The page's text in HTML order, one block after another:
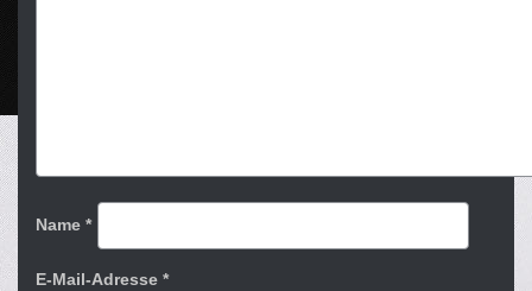
Name *
E-Mail-Adresse *